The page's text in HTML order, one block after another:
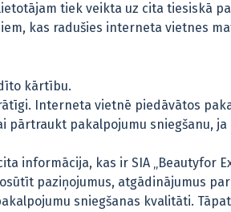
tiek veikta uz cita tiesiskā
kas radušies interneta vietnes
kārtību.
Interneta vietnē piedāvātos
pārtraukt pakalpojumu sniegšanu,
informācija, kas ir SIA „Beautyfor
paziņojumus, atgādinājumus
sniegšanas kvalitāti.